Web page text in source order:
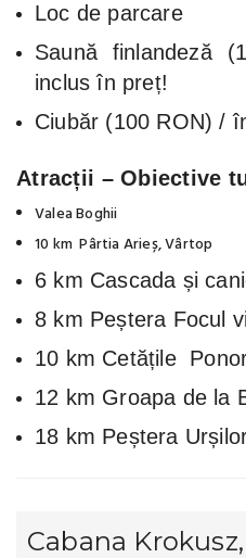
Loc de parcare
Saună finlandeză
inclus în preț!
Ciubăr (100 RON) /
Atracții – Obiective
Valea Boghii
10 km Pârtia Arieș, Vârtop
6 km Cascada și
8 km Peștera Focul
10 km Cetățile
12 km Groapa de la
18 km Peștera
Cabana